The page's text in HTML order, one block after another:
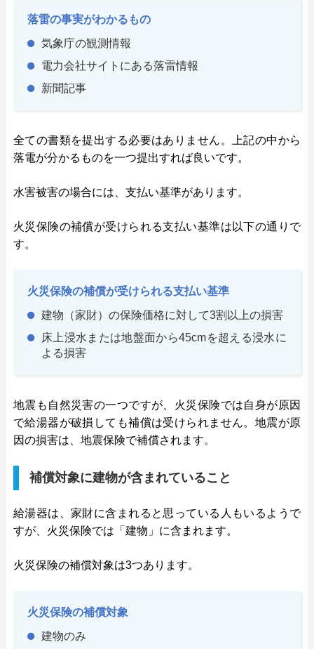
落雷の事実がわかるもの
気象庁の観測情報
電力会社サイトにある落雷情報
新聞記事
全ての書類を提出する必要はありません。上記の中から
落電が分かるものを一つ提出すれば良いです。
水害被害の場合には、支払い基準があります。
火災保険の補償が受けられる支払い基準は以下の通りで
す。
火災保険の補償が受けられる支払い基準
建物（家財）の保険価格に対して3割以上の損害
床上浸水または地盤面から45cmを超える浸水に
よる損害
地震も自然災害の一つですが、火災保険では自身が原因
で給湯器が破損しても補償は受けられません。地震が原
因の損害は、地震保険で補償されます。
補償対象に建物が含まれていること
給湯器は、家財に含まれると思っている人もいるようで
すが、火災保険では「建物」に含まれます。
火災保険の補償対象は3つあります。
火災保険の補償対象
建物のみ